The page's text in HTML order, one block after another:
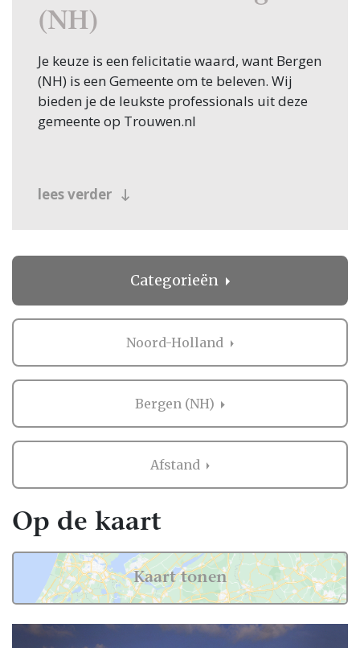
(NH)
Je keuze is een felicitatie waard, want Bergen
(NH) is een Gemeente om te beleven. Wij
bieden je de leukste professionals uit deze
gemeente op Trouwen.nl
lees verder
Categorieën
Noord-Holland
Bergen (NH)
Afstand
Op de kaart
Kaart tonen